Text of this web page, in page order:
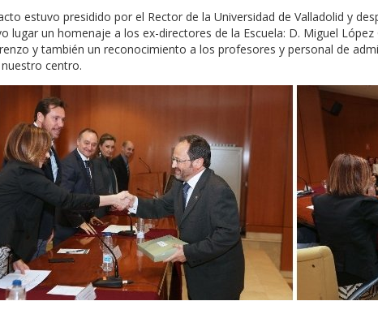
estuvo presidido por el Rector de la Universidad de Valladolid y
lugar un homenaje a los ex-directores de la Escuela: D. Miguel
y también un reconocimiento a los profesores y personal de
centro.